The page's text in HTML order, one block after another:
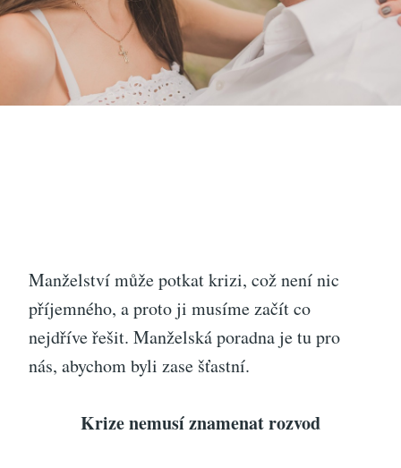
Manželství může potkat krizi, což není nic
příjemného, a proto ji musíme začít co
nejdříve řešit. Manželská poradna je tu pro
nás, abychom byli zase šťastní.
Krize nemusí znamenat rozvod